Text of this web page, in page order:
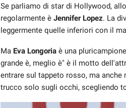
Se parliamo di star di Hollywood,
regolarmente è Jennifer Lopez. La
leggermente quelle inferiori con il
Ma Eva Longoriaè una
grande è, meglio è" è il motto
entrare sul tappeto rosso, ma
trucco solo sugli occhi, scegliendo